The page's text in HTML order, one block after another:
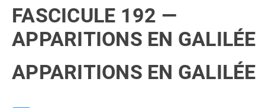
FASCICULE 192 —
APPARITIONS EN GALILÉE
APPARITIONS EN GALILÉE